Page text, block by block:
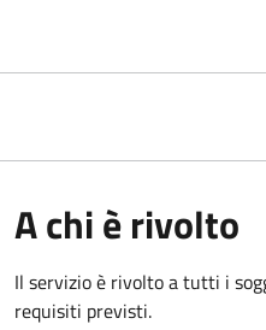
A chi è rivolto
Il servizio è rivolto a tutti i
requisiti previsti.